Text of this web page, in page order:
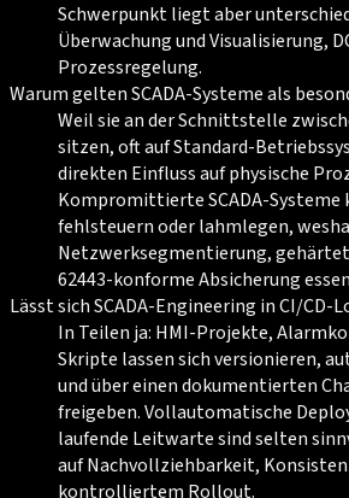
Schwerpunkt liegt aber
Überwachung und Visualisierung,
Prozessregelung.
Warum gelten SCADA-Systeme als
Weil sie an der Schnittstelle
sitzen, oft auf Standard-
direkten Einfluss auf physische
Kompromittierte SCADA-Systeme
fehlsteuern oder lahmlegen,
Netzwerksegmentierung,
62443-konforme Absicherung
Lässt sich SCADA-Engineering in CI/CD-
In Teilen ja: HMI-Projekte,
Skripte lassen sich versionieren,
und über einen dokumentierten
freigeben. Vollautomatische
laufende Leitwarte sind selten
auf Nachvollziehbarkeit,
kontrolliertem Rollout.